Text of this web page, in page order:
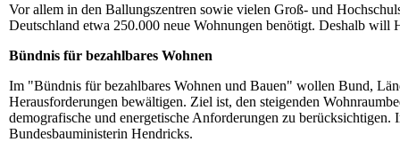
Vor allem in den Ballungszentren sowie vielen Groß- und
Deutschland etwa 250.000 neue Wohnungen benötigt. Deshalb
Bündnis für bezahlbares Wohnen
Im "Bündnis für bezahlbares Wohnen und Bauen" wollen Bund,
Herausforderungen bewältigen. Ziel ist, den steigenden
demografische und energetische Anforderungen zu
Bundesbauministerin Hendricks.